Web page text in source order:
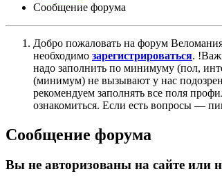
Сообщение форума
Добро пожаловать на форум
необходимо зарегистрироваться.
надо заполнить по минимуму (пол,
(минимум) не вызывают у нас
рекомендуем заполнять все поля
ознакомиться. Если есть вопросы —
Сообщение форума
Вы не авторизованы на сайте или